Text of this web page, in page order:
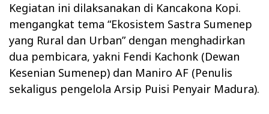
Kegiatan ini dilaksanakan di Kancakona Kopi.
mengangkat tema “Ekosistem Sastra Sumenep
yang Rural dan Urban” dengan menghadirkan
dua pembicara, yakni Fendi Kachonk (Dewan
Kesenian Sumenep) dan Maniro AF (Penulis
sekaligus pengelola Arsip Puisi Penyair Madura).